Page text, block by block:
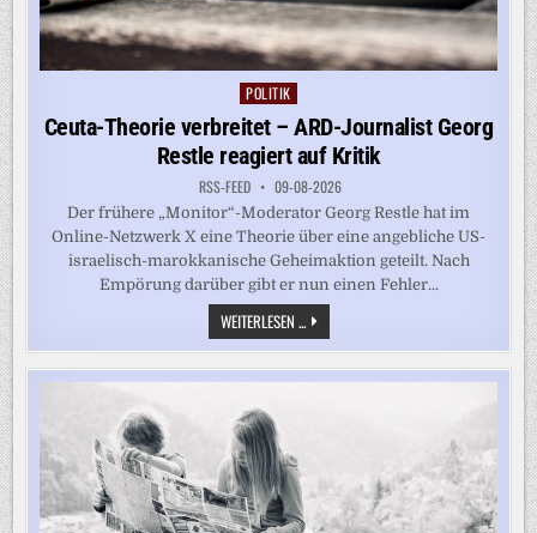
Posted
in
POLITIK
Ceuta-Theorie verbreitet – ARD-Journalist Georg
Restle reagiert auf Kritik
RSS-FEED 09-08-2026
Der frühere „Monitor“-Moderator Georg Restle hat im
Online-Netzwerk X eine Theorie über eine angebliche US-
israelisch-marokkanische Geheimaktion geteilt. Nach
Empörung darüber gibt er nun einen Fehler...
WEITERLESEN ... CEUTA-
THEORIE
VERBREITET
–
ARD-